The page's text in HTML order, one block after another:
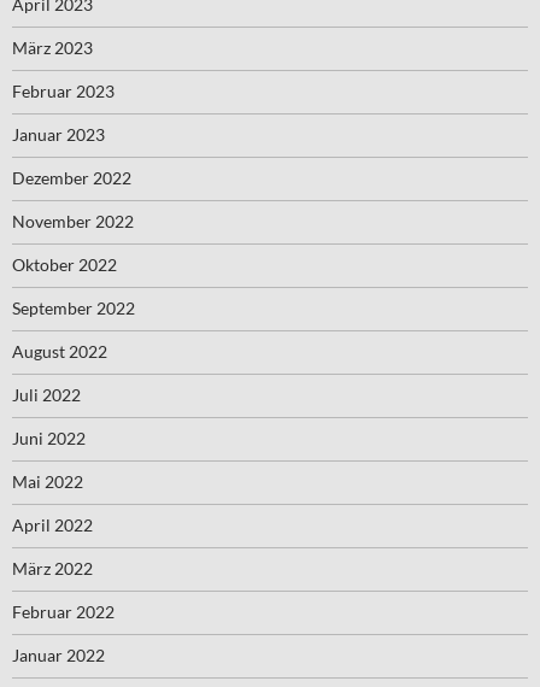
April 2023
März 2023
Februar 2023
Januar 2023
Dezember 2022
November 2022
Oktober 2022
September 2022
August 2022
Juli 2022
Juni 2022
Mai 2022
April 2022
März 2022
Februar 2022
Januar 2022